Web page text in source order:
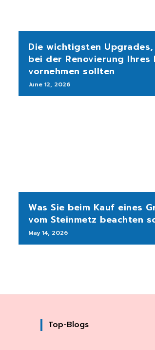
Die wichtigsten
bei der Renovierung Ihres
vornehmen sollten
June 12, 2026
Was Sie beim Kauf eines
vom Steinmetz beachten
May 14, 2026
Top-Blogs